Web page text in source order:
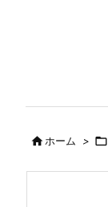
ホーム > 